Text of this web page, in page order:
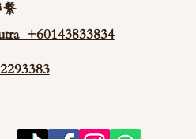
繫
+60143833834